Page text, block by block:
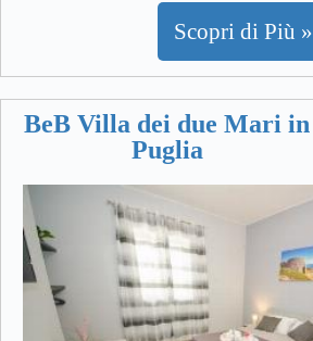
Scopri di Più »
BeB Villa dei due Mari in
Puglia